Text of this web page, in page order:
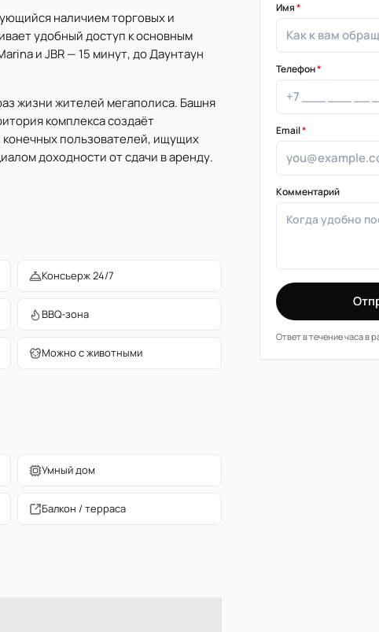
наличием торговых и
удобный доступ к основным
и JBR — 15 минут, до Даунтаун
жизни жителей мегаполиса. Башня
комплекса создаёт
пользователей, ищущих
доходности от сдачи в аренду.
Консьерж 24/7
BBQ-зона
Можно с животными
Умный дом
Балкон / терраса
Имя*
Телефон*
Email*
Комментарий
Ответ в течение часа в